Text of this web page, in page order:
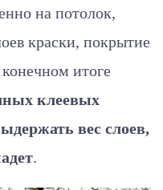
на потолок,
краски, покрытие
итоге
клеевых
вес слоев,
.